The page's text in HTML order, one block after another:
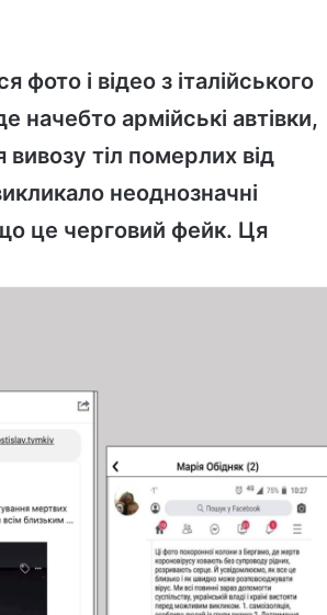
і відео з італійського
начебто армійські автівки,
вивозу тіл померлих від
неоднозначні
це черговий фейк. Ця